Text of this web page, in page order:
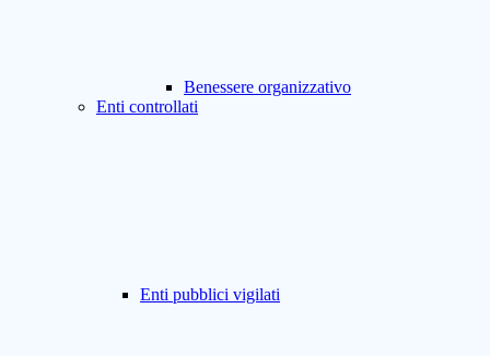
Benessere organizzativo
Enti controllati
Enti pubblici vigilati